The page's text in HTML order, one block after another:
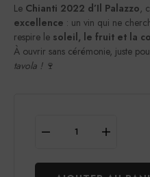
Le Chianti 2022 d’Il Palazzo,
excellence : un vin qui ne
respire le soleil, le fruit et la
À ouvrir sans cérémonie, juste
tavola !🍷